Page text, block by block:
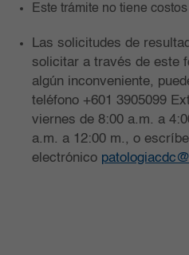
Este trámite no tiene
Las solicitudes de
solicitar a través de este
algún inconveniente,
teléfono +601 3905099
viernes de 8:00 a.m. a
a.m. a 12:00 m., o
electrónico